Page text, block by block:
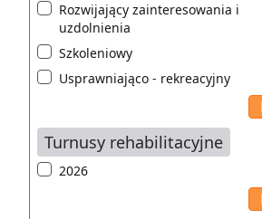
Rozwijający zainteresowania i
uzdolnienia
Szkoleniowy
Usprawniająco - rekreacyjny
Turnusy rehabilitacyjne
2026